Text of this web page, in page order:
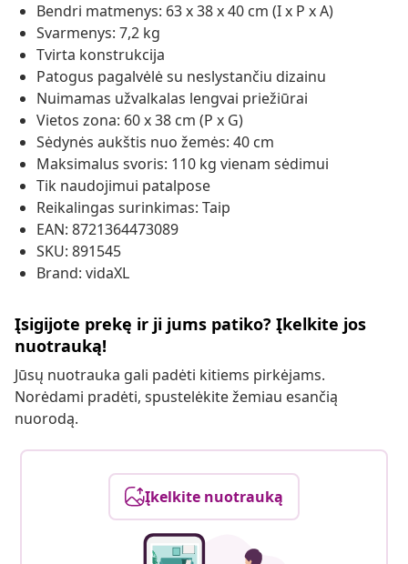
Bendri matmenys: 63 x 38 x 40 cm (I x P x A)
Svarmenys: 7,2 kg
Tvirta konstrukcija
Patogus pagalvėlė su neslystančiu dizainu
Nuimamas užvalkalas lengvai priežiūrai
Vietos zona: 60 x 38 cm (P x G)
Sėdynės aukštis nuo žemės: 40 cm
Maksimalus svoris: 110 kg vienam sėdimui
Tik naudojimui patalpose
Reikalingas surinkimas: Taip
EAN: 8721364473089
SKU: 891545
Brand: vidaXL
Įsigijote prekę ir ji jums patiko? Įkelkite jos
nuotrauką!
Jūsų nuotrauka gali padėti kitiems pirkėjams.
Norėdami pradėti, spustelėkite žemiau esančią
nuorodą.
Įkelkite nuotrauką